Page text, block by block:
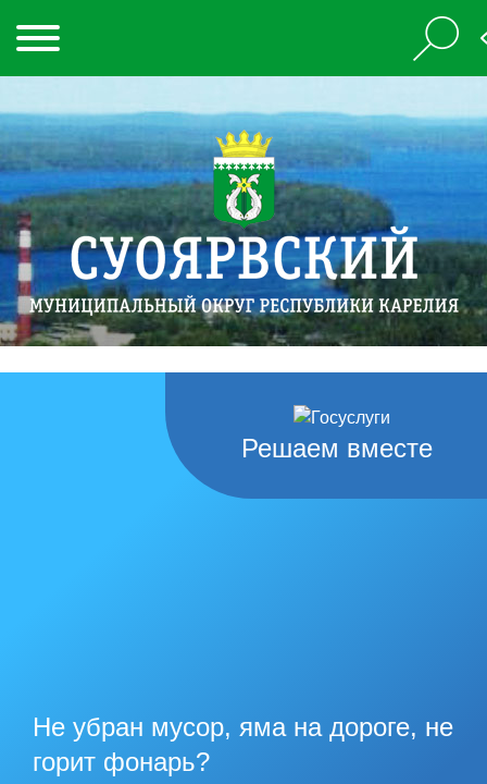
Решаем вместе
Не убран мусор, яма на дороге, не
горит фонарь?